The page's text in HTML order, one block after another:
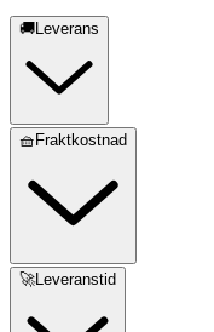
🚚Leverans
🧺Fraktkostnad
🚀Leveranstid